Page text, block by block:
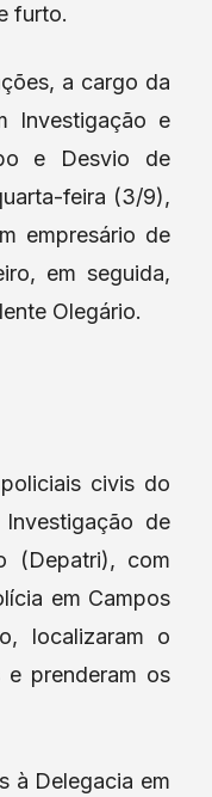
furto.
a cargo da
Investigação e
e Desvio de
feira (3/9),
empresário de
em seguida,
Olegário.
civis do
de
(Depatri), com
em Campos
localizaram o
prenderam os
à Delegacia em